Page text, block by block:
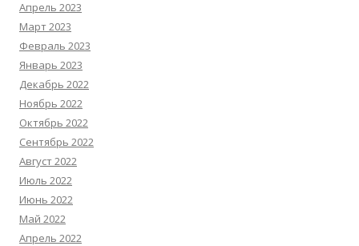
Апрель 2023
Март 2023
Февраль 2023
Январь 2023
Декабрь 2022
Ноябрь 2022
Октябрь 2022
Сентябрь 2022
Август 2022
Июль 2022
Июнь 2022
Май 2022
Апрель 2022